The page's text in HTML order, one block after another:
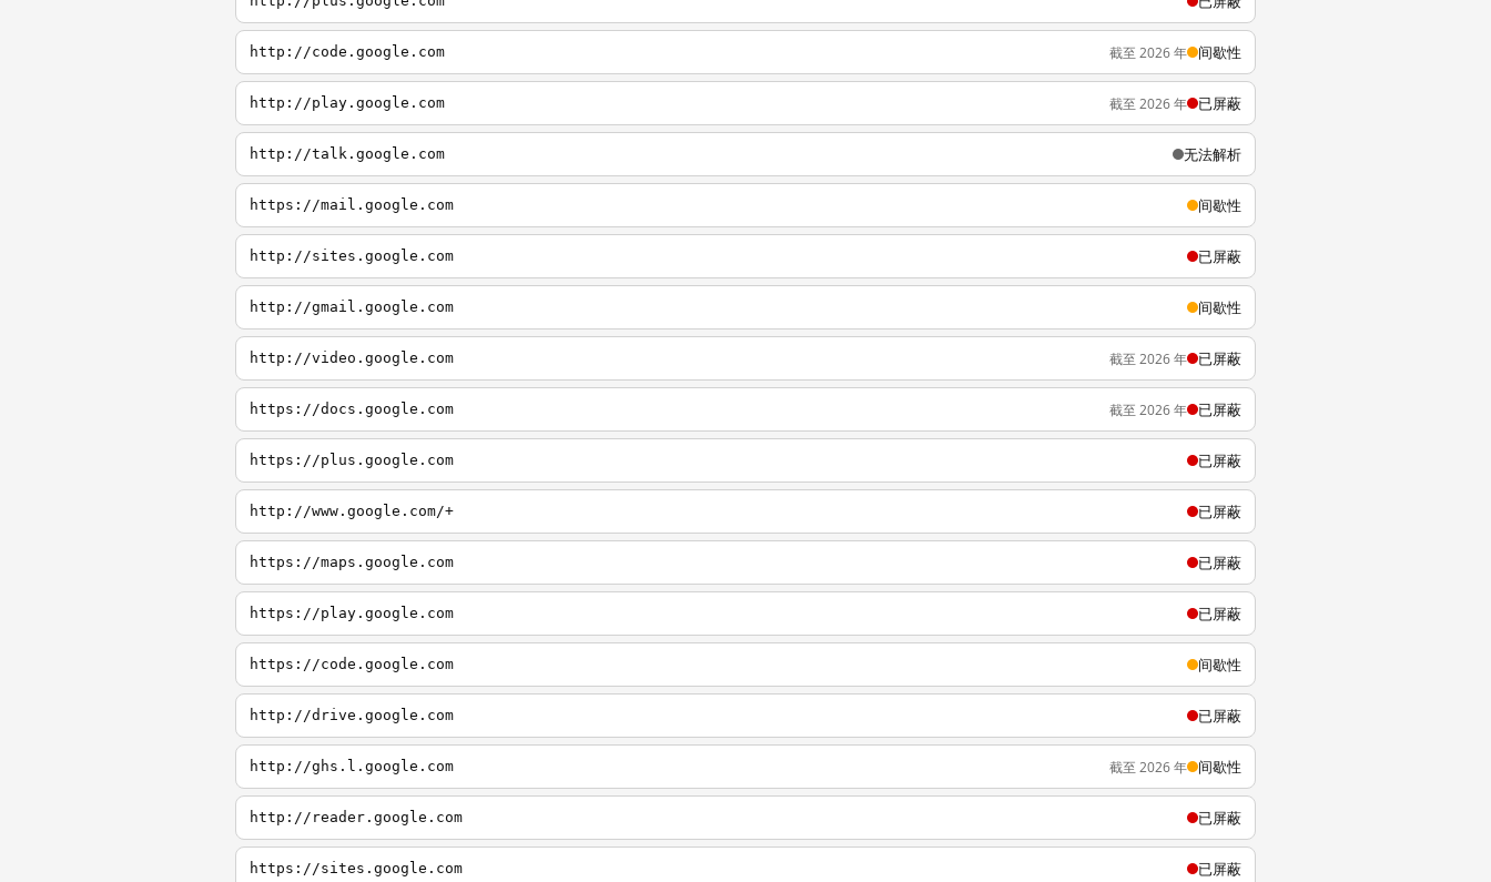
http://code.google.com 截至 2026 年 间歇性
http://play.google.com 截至 2026 年 已屏蔽
http://talk.google.com 无法解析
https://mail.google.com 间歇性
http://sites.google.com 已屏蔽
http://gmail.google.com 间歇性
http://video.google.com 截至 2026 年 已屏蔽
https://docs.google.com 截至 2026 年 已屏蔽
https://plus.google.com 已屏蔽
http://www.google.com/+ 已屏蔽
https://maps.google.com 已屏蔽
https://play.google.com 已屏蔽
https://code.google.com 间歇性
http://drive.google.com 已屏蔽
http://ghs.l.google.com 截至 2026 年 间歇性
http://reader.google.com 已屏蔽
https://sites.google.com 已屏蔽